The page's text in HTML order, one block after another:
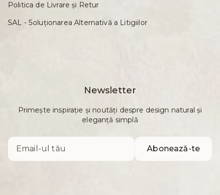
Politica de Livrare și Retur
SAL - Soluționarea Alternativă a Litigiilor
Newsletter
Primește inspirație și noutăți despre design natural și
eleganță simplă
Abonează-te